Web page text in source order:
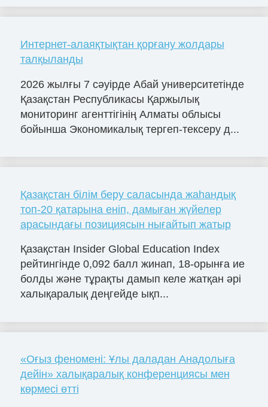
Интернет-алаяқтықтан қорғану жолдары
талқыланды
2026 жылғы 7 сәуірде Абай университетінде
Қазақстан Республикасы Қаржылық
мониторинг агенттігінің Алматы облысы
бойынша Экономикалық тергеп-тексеру д...
Қазақстан білім беру саласында жаһандық
топ-20 қатарына еніп, дамыған жүйелер
арасындағы позициясын нығайтып жатыр
Қазақстан Insider Global Education Index
рейтингінде 0,092 балл жинап, 18-орынға ие
болды және тұрақты дамып келе жатқан әрі
халықаралық деңгейде ықп...
«Оғыз феномені: Ұлы даладан Анадолыға
дейін» халықаралық конференциясы мен
көрмесі өтті